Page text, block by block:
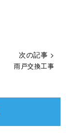
次の記事 >
雨戸交換工事